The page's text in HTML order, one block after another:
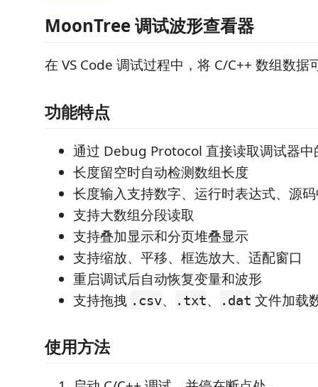
MoonTree 调试波形查看器
在 VS Code 调试过程中，将 C/C++ 数组数据
功能特点
通过 Debug Protocol 直接读取调试器中
长度留空时自动检测数组长度
长度输入支持数字、运行时表达式、源
支持大数组分段读取
支持叠加显示和分页堆叠显示
支持缩放、平移、框选放大、适配窗口
重启调试后自动恢复变量和波形
支持拖拽 .csv、 .txt、 .dat 文件加载
使用方法